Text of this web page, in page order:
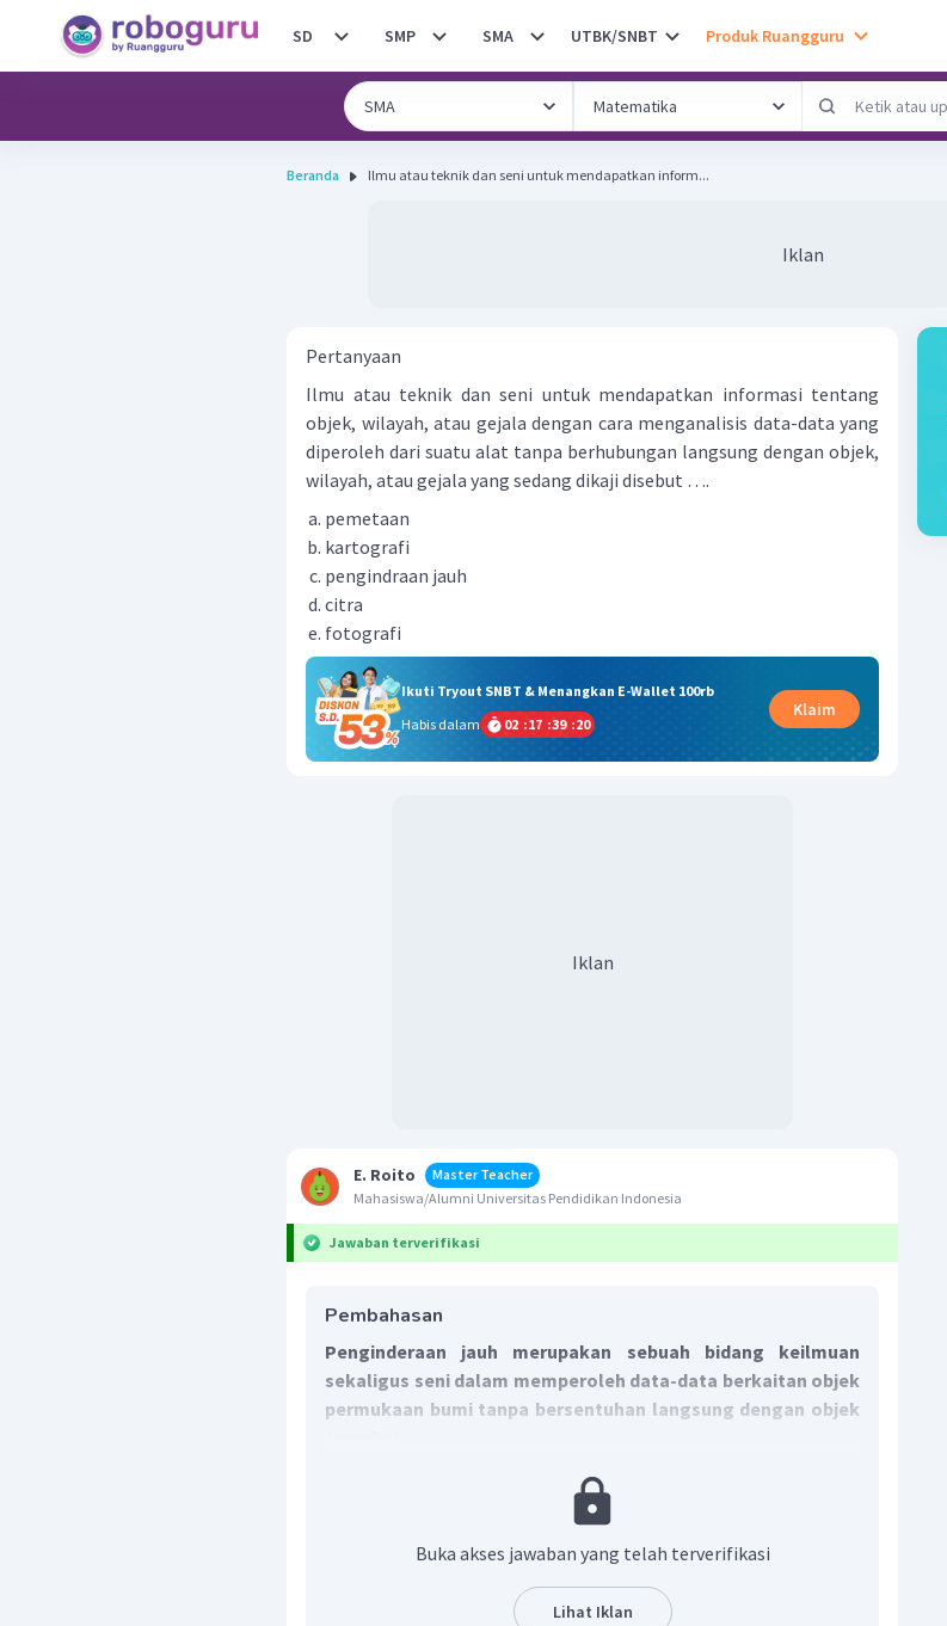
SD SMP SMA UTBK/SNBT Produk Ruangguru
Beranda Ilmu atau teknik dan seni untuk mendapatkan inform...
Iklan
Pertanyaan
Ilmu atau teknik dan seni untuk mendapatkan informasi tentang
objek, wilayah, atau gejala dengan cara menganalisis data-data yang
diperoleh dari suatu alat tanpa berhubungan langsung dengan objek,
wilayah, atau gejala yang sedang dikaji disebut ….
pemetaan
kartografi
pengindraan jauh
citra
fotografi
Ikuti Tryout SNBT & Menangkan E-Wallet 100rb
Habis dalam
02 :17 :39 :20
Klaim
Iklan
E. Roito
Master Teacher
Mahasiswa/Alumni Universitas Pendidikan Indonesia
Jawaban terverifikasi
Pembahasan
Penginderaan jauh merupakan sebuah bidang keilmuan
sekaligus seni dalam memperoleh data-data berkaitan objek
permukaan bumi tanpa bersentuhan langsung dengan objek
Buka akses jawaban yang telah terverifikasi
Lihat Iklan